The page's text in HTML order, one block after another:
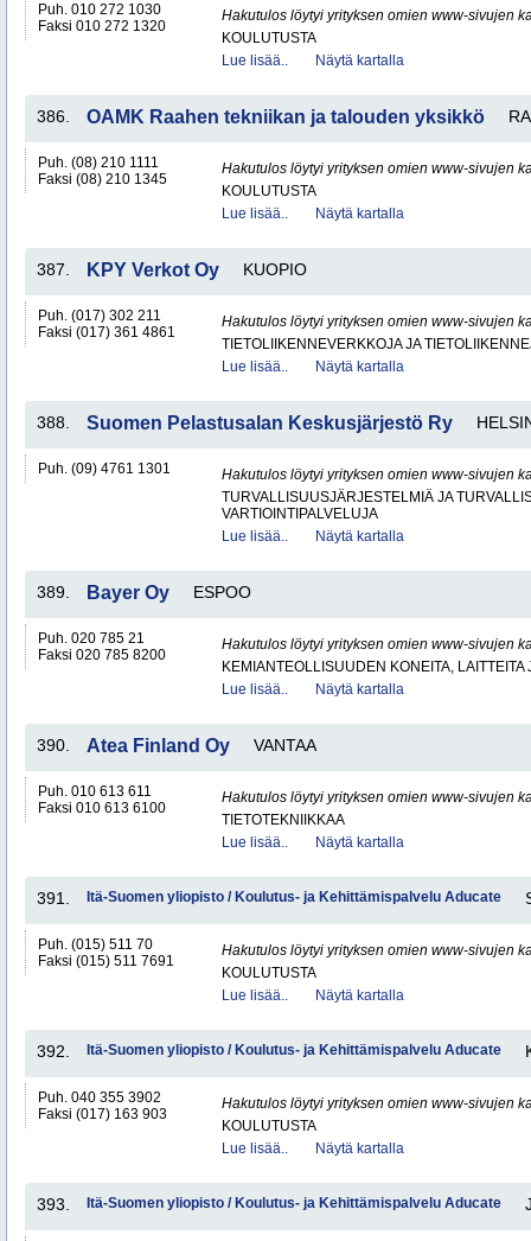
Puh. 010 272 1030
Faksi 010 272 1320
Hakutulos löytyi yrityksen omien www-sivujen
KOULUTUSTA
Lue lisää..
Näytä kartalla
386. OAMK Raahen tekniikan ja talouden yksikkö
Puh. (08) 210 1111
Faksi (08) 210 1345
Hakutulos löytyi yrityksen omien www-sivujen
KOULUTUSTA
Lue lisää..
Näytä kartalla
387. KPY Verkot Oy KUOPIO
Puh. (017) 302 211
Faksi (017) 361 4861
Hakutulos löytyi yrityksen omien www-sivujen
TIETOLIIKENNEVERKKOJA JA
Lue lisää..
Näytä kartalla
388. Suomen Pelastusalan Keskusjärjestö Ry
Puh. (09) 4761 1301
Hakutulos löytyi yrityksen omien www-sivujen
TURVALLISUUSJÄRJESTELMIÄ JA
VARTIOINTIPALVELUJA
Lue lisää..
Näytä kartalla
389. Bayer Oy ESPOO
Puh. 020 785 21
Faksi 020 785 8200
Hakutulos löytyi yrityksen omien www-sivujen
KEMIANTEOLLISUUDEN KONEITA, LAITTEITA
Lue lisää..
Näytä kartalla
390. Atea Finland Oy VANTAA
Puh. 010 613 611
Faksi 010 613 6100
Hakutulos löytyi yrityksen omien www-sivujen
TIETOTEKNIIKKAA
Lue lisää..
Näytä kartalla
391. Itä-Suomen yliopisto / Koulutus- ja Kehittämispalvelu Aducate
Puh. (015) 511 70
Faksi (015) 511 7691
Hakutulos löytyi yrityksen omien www-sivujen
KOULUTUSTA
Lue lisää..
Näytä kartalla
392. Itä-Suomen yliopisto / Koulutus- ja Kehittämispalvelu Aducate
Puh. 040 355 3902
Faksi (017) 163 903
Hakutulos löytyi yrityksen omien www-sivujen
KOULUTUSTA
Lue lisää..
Näytä kartalla
393. Itä-Suomen yliopisto / Koulutus- ja Kehittämispalvelu Aducate